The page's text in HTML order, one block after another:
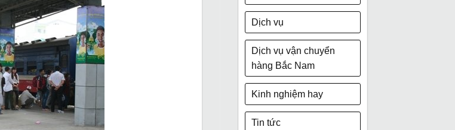
Dịch vụ
Dịch vụ vận chuyển
hàng Bắc Nam
Kinh nghiệm hay
Tin tức